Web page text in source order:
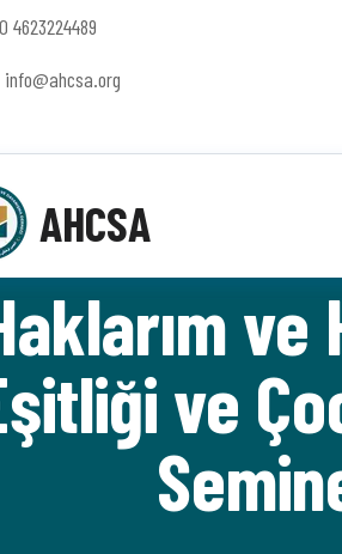
4623224489
info@ahcsa.org
AHCSA
ve